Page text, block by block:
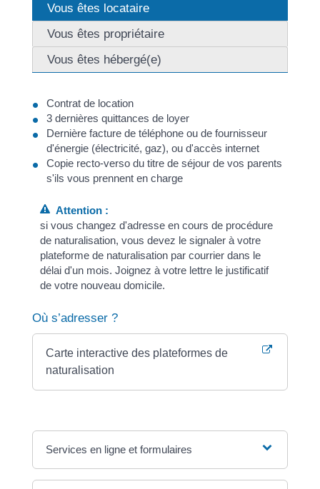
Vous êtes locataire
Vous êtes propriétaire
Vous êtes hébergé(e)
Contrat de location
3 dernières quittances de loyer
Dernière facture de téléphone ou de fournisseur
d'énergie (électricité, gaz), ou d'accès internet
Copie recto-verso du titre de séjour de vos parents
s'ils vous prennent en charge
Attention :
si vous changez d'adresse en cours de procédure
de naturalisation, vous devez le signaler à votre
plateforme de naturalisation par courrier dans le
délai d'un mois. Joignez à votre lettre le justificatif
de votre nouveau domicile.
Où s’adresser ?
Carte interactive des plateformes de
naturalisation
Services en ligne et formulaires